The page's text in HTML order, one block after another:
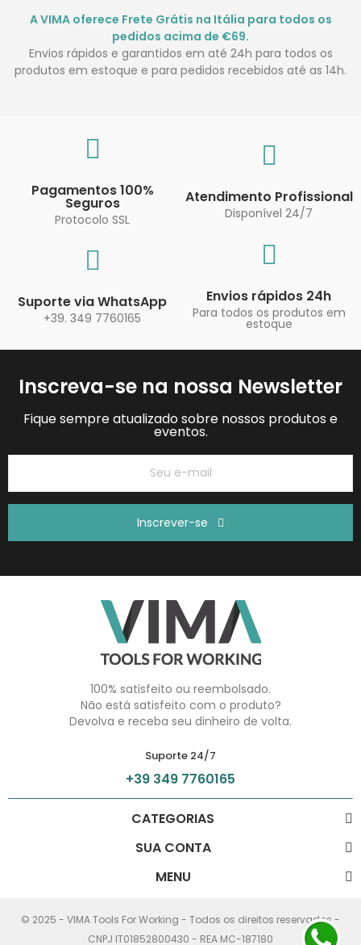
A VIMA oferece Frete Grátis na Itália para todos os
pedidos acima de €69.
Envios rápidos e garantidos em até 24h para todos os
produtos em estoque e para pedidos recebidos até as 14h.
Pagamentos 100%
Seguros
Protocolo SSL
Atendimento Profissional
Disponível 24/7
Suporte via WhatsApp
+39. 349 7760165
Envios rápidos 24h
Para todos os produtos em
estoque
Inscreva-se na nossa Newsletter
Fique sempre atualizado sobre nossos produtos e
eventos.
Inscrever-se
100% satisfeito ou reembolsado.
Não está satisfeito com o produto?
Devolva e receba seu dinheiro de volta.
Suporte 24/7
+39 349 7760165
CATEGORIAS
SUA CONTA
MENU
© 2025 - VIMA Tools For Working - Todos os direitos reservados -
CNPJ IT01852800430 - REA MC-187180